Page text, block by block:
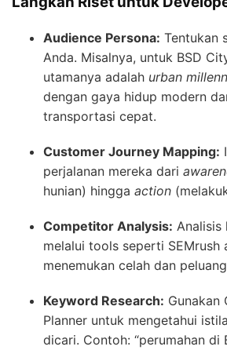
Audience Persona: Tentukan
Anda. Misalnya, untuk BSD
utamanya adalah urban
dengan gaya hidup modern
transportasi cepat.
Customer Journey Mapping:
perjalanan mereka dari
hunian) hingga action
Competitor Analysis: Analisis
melalui tools seperti SEMrush
menemukan celah dan
Keyword Research: Gunakan
Planner untuk mengetahui
dicari. Contoh: “perumahan di